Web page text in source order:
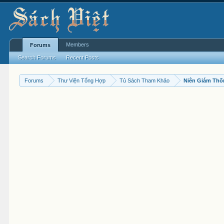
Forums Thư Viện Tổng Hợp Tủ Sách Tham Khảo Niên Giám
Forums
Search Forums Recent Posts
Members